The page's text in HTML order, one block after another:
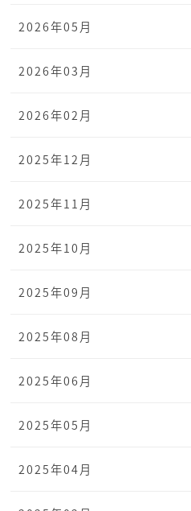
2026年05月
2026年03月
2026年02月
2025年12月
2025年11月
2025年10月
2025年09月
2025年08月
2025年06月
2025年05月
2025年04月